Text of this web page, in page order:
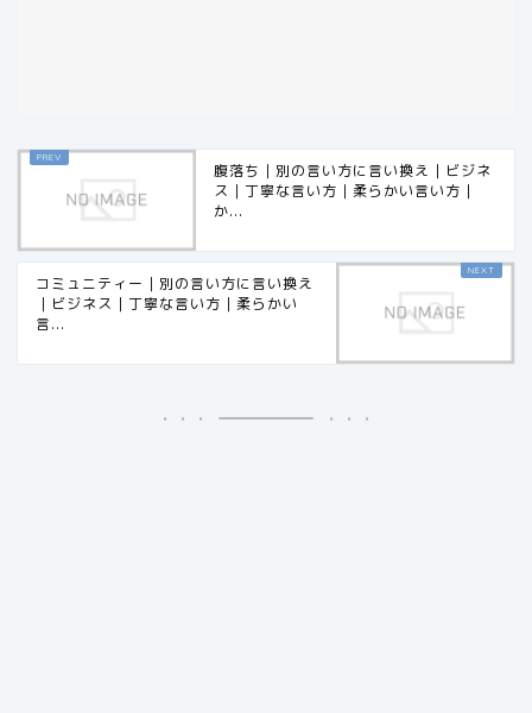
腹落ち｜別の言い方に言い換え｜ビジネ
ス｜丁寧な言い方｜柔らかい言い方｜
か...
コミュニティー｜別の言い方に言い換え
｜ビジネス｜丁寧な言い方｜柔らかい
言...